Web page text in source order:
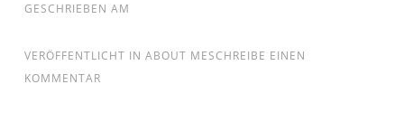
GESCHRIEBEN AM
VERÖFFENTLICHT IN ABOUT MESCHREIBE EINEN
KOMMENTAR